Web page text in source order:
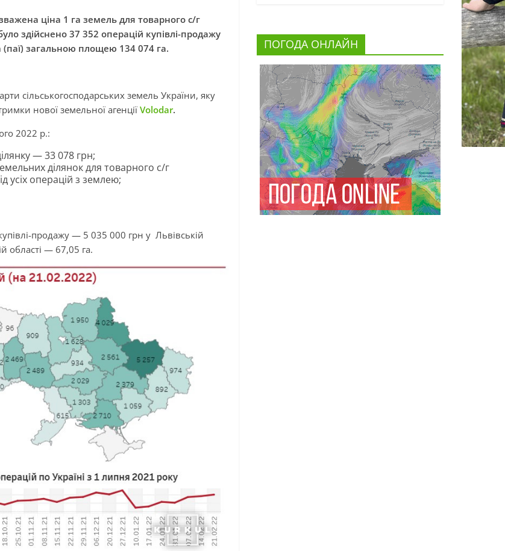
ціна 1 га земель для товарного с/г
здійснено 37 352 операцій купівлі-продажу
загальною площею 134 074 га.
сільськогосподарських земель України, яку
нової земельної агенції Volodar.
2022 р.:
— 33 078 грн;
ділянок для товарного с/г
усіх операцій з землею;
продажу — 5 035 000 грн у Львівській
області — 67,05 га.
ПОГОДА ОНЛАЙН